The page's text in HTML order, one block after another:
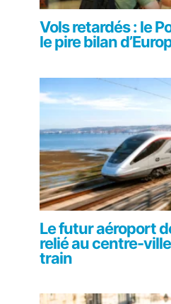
Vols retardés : le
le pire bilan
Le futur aéroport
relié au centre-
train